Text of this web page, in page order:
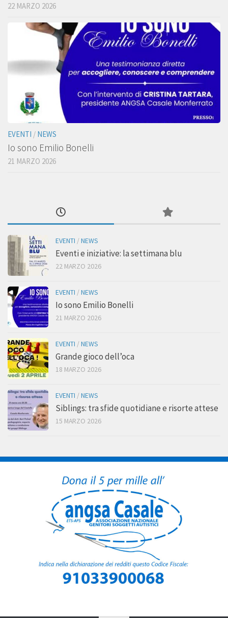
22 MARZO 2026
EVENTI / NEWS
Io sono Emilio Bonelli
21 MARZO 2026
EVENTI /NEWS
Eventi e iniziative: la settimana blu
22 MARZO 2026
EVENTI /NEWS
Io sono Emilio Bonelli
21 MARZO 2026
EVENTI /NEWS
Grande gioco dell’oca
18 MARZO 2026
EVENTI /NEWS
Siblings: tra sfide quotidiane e risorte attese
15 MARZO 2026